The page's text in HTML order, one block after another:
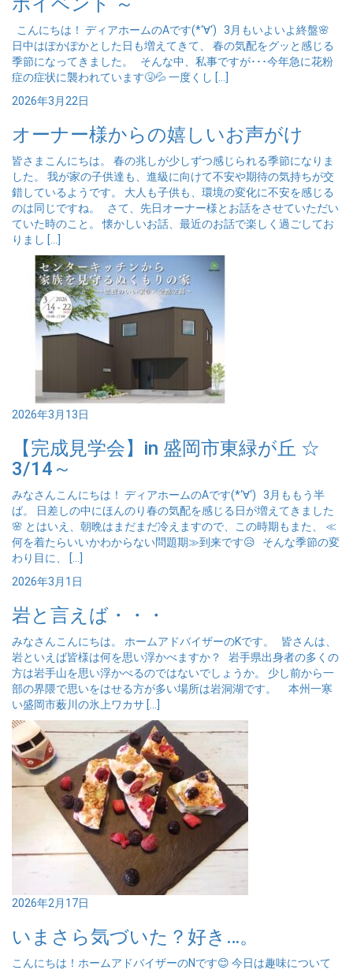
こんにちは！ ディアホームのAです(*‘∀‘) 3月もいよいよ終盤🌸
日中はぽかぽかとした日も増えてきて、 春の気配をグッと感じる
季節になってきました。 そんな中、私事ですが･･･今年急に花粉
症の症状に襲われています🤧💦 一度くし […]
2026年3月22日
オーナー様からの嬉しいお声がけ
皆さまこんにちは。 春の兆しが少しずつ感じられる季節になりま
した。 我が家の子供達も、進級に向けて不安や期待の気持ちが交
錯しているようです。 大人も子供も、環境の変化に不安を感じる
のは同じですね。 さて、先日オーナー様とお話をさせていただい
ていた時のこと。 懐かしいお話、最近のお話で楽しく過ごしてお
りまし […]
2026年3月13日
【完成見学会】in 盛岡市東緑が丘 ☆
3/14～
みなさんこんにちは！ ディアホームのAです(*‘∀‘) 3月ももう半
ば。 日差しの中にほんのり春の気配を感じる日が増えてきました
🌸 とはいえ、朝晩はまだまだ冷えますので、この時期もまた、 ≪
何を着たらいいかわからない問題期≫到来です😥 そんな季節の変
わり目に、 […]
2026年3月1日
岩と言えば・・・
みなさんこんにちは。 ホームアドバイザーのKです。 皆さんは、
岩といえば皆様は何を思い浮かべますか？ 岩手県出身者の多くの
方は岩手山を思い浮かべるのではないでしょうか。 少し前から一
部の界隈で思いをはせる方が多い場所は岩洞湖です。 本州一寒
い盛岡市薮川の氷上ワカサ […]
2026年2月17日
いまさら気づいた？好き…。
こんにちは！ホームアドバイザーのNです😊 今日は趣味について